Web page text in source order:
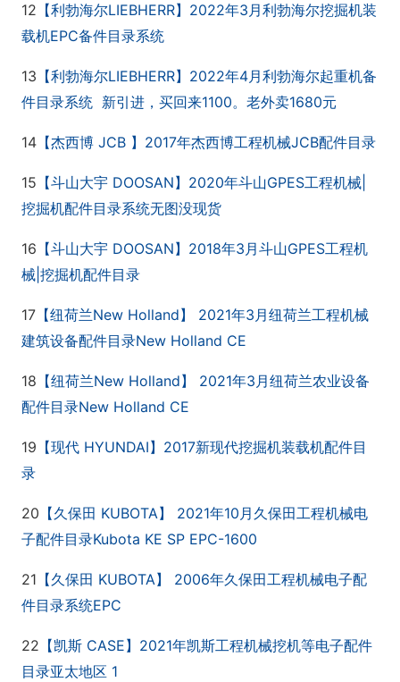
12 【利勃海尔LIEBHERR】 2022年3 月利勃海尔挖掘机装
载机EPC备件目录系统
13 【利勃海尔LIEBHERR】 2022年4月利勃海尔起重机备
件目录系统
新引进，买回来1100。老外卖1680元
14 【杰西博 JCB 】 2017年杰西博工程机械JCB配件目录
15 【斗山大宇 DOOSAN 】 2020年斗山GPES工程机械
挖掘机配件目录系统无图没现货
16 【斗山大宇 DOOSAN 】 2018年3 月斗山GPES工程机
械 挖掘机配件目录
17 【纽荷兰New Holland 】 2021年3 月纽荷兰工程机械
建筑设备配件目录New Holland CE
18 【纽荷兰New Holland 】 2021年3 月纽荷兰农业设备
配件目录New Holland CE
19 【现代 HYUNDAI 】 2017新现代挖掘机装载机配件目
录
20 【久保田 KUBOTA】 2021年10 月久保田工程机械电
子配件目录Kubota KE SP EPC-1600
21 【久保田 KUBOTA】 2006年久保田工程机械电子配
件目录系统EPC
22 【凯斯 CASE 】 2021年凯斯工程机械挖机等电子配件
目 录亚太地区 1